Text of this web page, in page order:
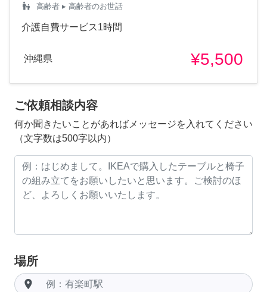
escalator_warning 高齢者 ▸ 高齢者のお世話
介護自費サービス1時間
沖縄県 ¥5,500
ご依頼相談内容
何か聞きたいことがあればメッセージを入れてください
（文字数は500字以内）
場所
room